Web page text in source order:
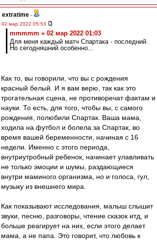
extratime -
02 мар 2022 05:53
mmmmm » 02 мар 2022 01:03
Для меня каждый матч Спартака - последний.
Но сегодняшний особенно...
Как то, вы говорили, что вы с рождения
красный белый. И я вам верю, так как это
трогательная сцена, не противоречат фактам и
науки. То есть, для того, чтобы вы, с самого
рождения, полюбили Спартак. Ваша мама,
ходила на футбол и болела за Спартак, во
время вашей беременности, начиная с 16
недели. Именно с этого периода,
внутриутробный ребенок, начинает улавливать
не только эмоции и шумы, раздающиеся
внутри маминого организма, но и голоса, гул,
музыку из внешнего мира.
Как показывают исследования, малыш слышит
звуки, песню, разговоры, чтение сказок итд, и
больше реагирует на них, если этого делает
мама, а не папа. Это говорит, что любовь к